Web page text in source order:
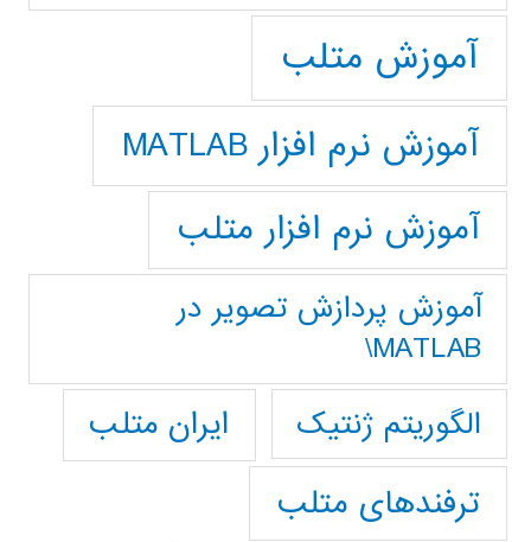
آموزش متلب
آموزش نرم افزار MATLAB
آموزش نرم افزار متلب
آموزش پردازش تصوير در
MATLAB\
الگوریتم ژنتیک
ایران متلب
ترفندهای متلب